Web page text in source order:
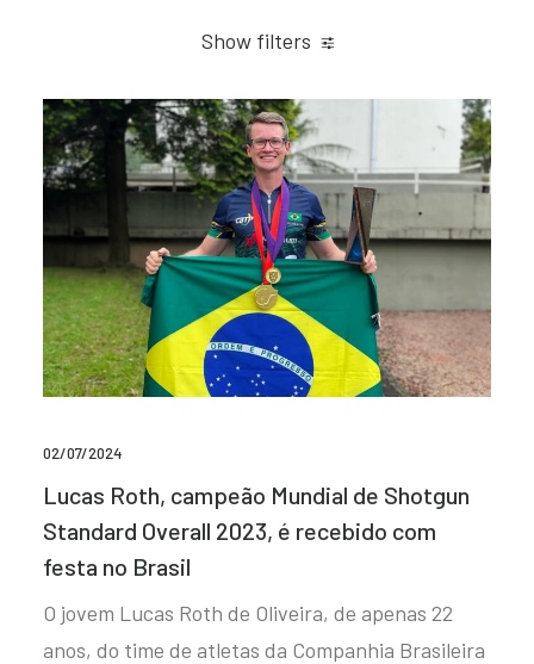
Show filters
02/07/2024
Lucas Roth, campeão Mundial de Shotgun
Standard Overall 2023, é recebido com
festa no Brasil
O jovem Lucas Roth de Oliveira, de apenas 22
anos, do time de atletas da Companhia Brasileira